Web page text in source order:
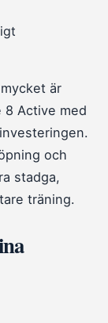
är
8 Active med
och
stadga,
träning.